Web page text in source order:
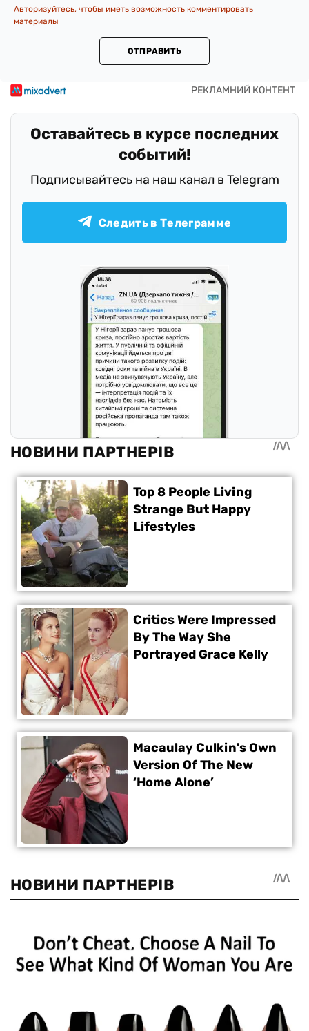
Авторизуйтесь, чтобы иметь возможность комментировать
материалы
ОТПРАВИТЬ
Оставайтесь в курсе последних
событий!
Подписывайтесь на наш канал в Telegram
Следить в Телеграмме